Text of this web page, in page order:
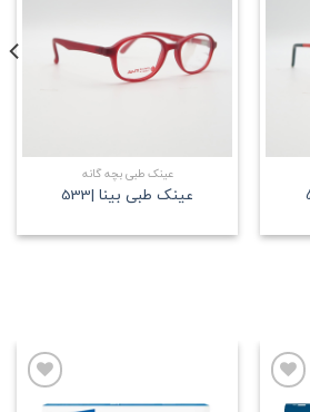
مندی
مندی
عینک طبی بچه گانه
عینک طبی بینا |533